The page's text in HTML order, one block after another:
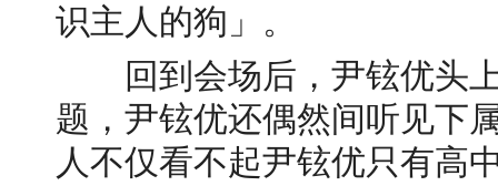
识主人的狗」。
回到会场后，尹铉优头上
题，尹铉优还偶然间听见下
人不仅看不起尹铉优只有高